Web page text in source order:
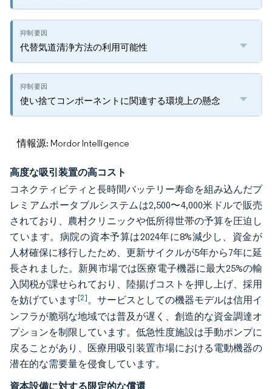
代替気道清浄方法の利用可能性
使い捨てコンポーネントに関連する環境上の懸念
情報源: Mordor Intelligence
高度な吸引装置の高コスト
コネクティビティと長時間バッテリー寿命を組み込んだプ
レミアムポータブルシステムは2,500〜4,000米ドルで販売
されており、農村クリニックや低所得世帯の予算を圧迫し
ています。病院の資本予算は2024年に8%減少し、資金が
人材確保に移行したため、更新サイクルが5年から7年に延
長されました。新興市場では医療電子機器に最大25%の輸
入関税が課せられており、陸揚げコストを押し上げ、採用
を妨げています[2]。サービスとしての機器モデルは信用イ
ンフラが脆弱な地域では普及が遅く、創造的な資金調達オ
プションを制限しています。低急性度施設は手動ポンプに
戻ることがあり、医療用吸引装置市場における電動機器の
潜在的な需要量を侵食しています。
資本設備に対する限定的な償還